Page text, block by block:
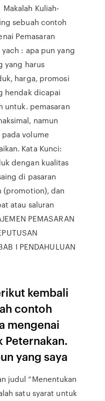
Kuliah-
sebuah contoh
Pemasaran
: apa pun yang
yang harus
harga, promosi
hendak dicapai
untuk. pemasaran
namun
volume
Kata Kunci:
dengan kualitas
di pasaran
(promotion), dan
atau saluran
PEMASARAN
I PENDAHULUAN
kembali
contoh
mengenai
Peternakan.
yang saya
judul “Menentukan
satu syarat untuk